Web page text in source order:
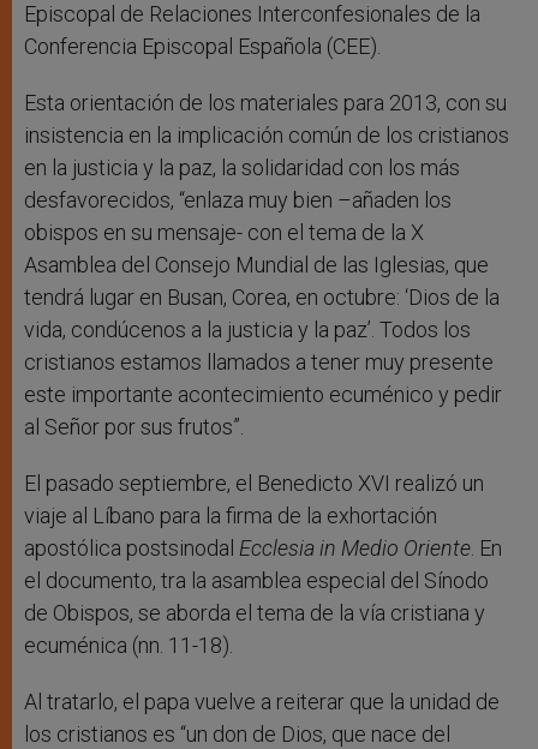
Episcopal de Relaciones Interconfesionales de la
Conferencia Episcopal Española (CEE).
Esta orientación de los materiales para 2013, con su
insistencia en la implicación común de los cristianos
en la justicia y la paz, la solidaridad con los más
desfavorecidos, “enlaza muy bien –añaden los
obispos en su mensaje- con el tema de la X
Asamblea del Consejo Mundial de las Iglesias, que
tendrá lugar en Busan, Corea, en octubre: ‘Dios de la
vida, condúcenos a la justicia y la paz’. Todos los
cristianos estamos llamados a tener muy presente
este importante acontecimiento ecuménico y pedir
al Señor por sus frutos”.
El pasado septiembre, el Benedicto XVI realizó un
viaje al Líbano para la firma de la exhortación
apostólica postsinodal Ecclesia in Medio Oriente. En
el documento, tra la asamblea especial del Sínodo
de Obispos, se aborda el tema de la vía cristiana y
ecuménica (nn. 11-18).
Al tratarlo, el papa vuelve a reiterar que la unidad de
los cristianos es “un don de Dios, que nace del